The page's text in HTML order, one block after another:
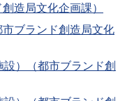
造局文化企画課）
市ブランド創造局文化
）（都市ブランド創